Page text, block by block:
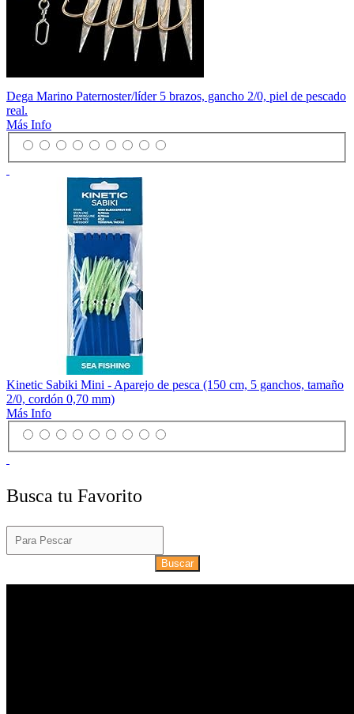
Dega Marino Paternoster/líder 5 brazos, gancho 2/0, piel de pescado
real.
Más Info
Kinetic Sabiki Mini - Aparejo de pesca (150 cm, 5 ganchos, tamaño
2/0, cordón 0,70 mm)
Más Info
Busca tu Favorito
Buscar